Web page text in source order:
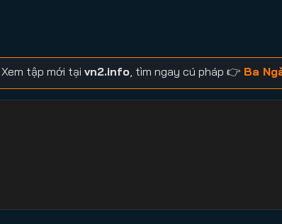
Xem tập mới tại vn2.info , tìm ngay cú pháp 👉 Ba